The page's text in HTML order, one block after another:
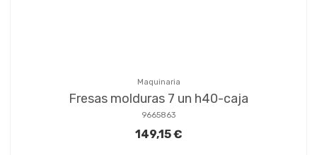
Maquinaria
Fresas molduras 7 un h40-caja
9665863
149,15 €